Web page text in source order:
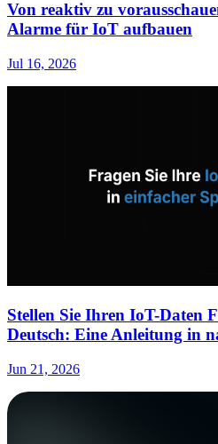
Von reaktiv zu
Alarme für IoT aufbauen
Jul 16, 2026
Stellen Sie Ihren IoT-Daten
Deutsch: Eine Anleitung in
Jun 21, 2026